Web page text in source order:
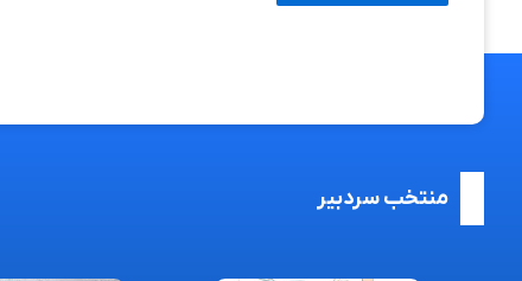
منتخب سردبیر